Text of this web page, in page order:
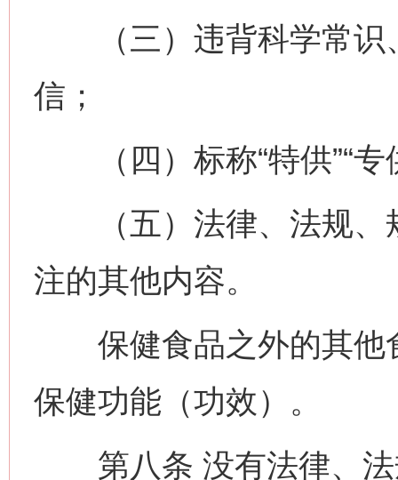
（三）违背科学常识
信；
（四）标称“特供”“专
（五）法律、法规、
注的其他内容。
保健食品之外的其他
保健功能（功效）。
第八条 没有法律、法